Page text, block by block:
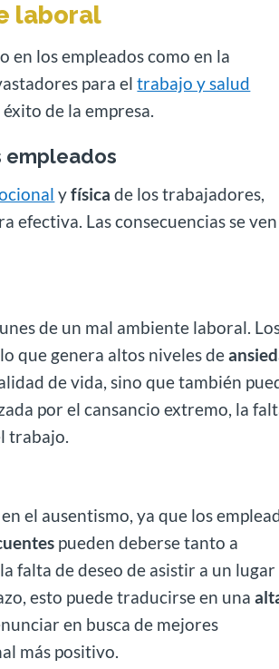
laboral
en los empleados como en la
para eltrabajo y salud
de la empresa.
empleados
yfísica de los trabajadores,
efectiva. Las consecuencias se ven
de un mal ambiente laboral.
que genera altos niveles de
de vida, sino que también
por el cansancio extremo, la
trabajo.
el ausentismo, ya que los
pueden deberse tanto a
falta de deseo de asistir a un lugar
esto puede traducirse en una
en busca de mejores
más positivo.